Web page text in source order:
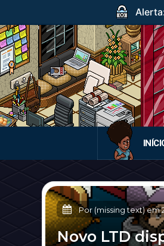
Por (missing text) em
Novo LTD